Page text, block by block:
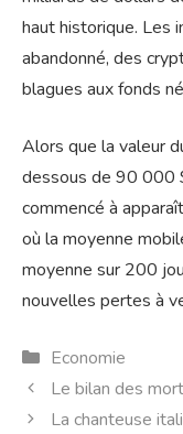
haut historique. Les
abandonné, des
blagues aux fonds
Alors que la valeur
dessous de 90 000
commencé à
où la moyenne
moyenne sur 200
nouvelles pertes à
Catégories
Economie
Le bilan des
La chanteuse